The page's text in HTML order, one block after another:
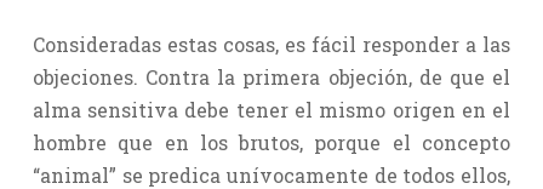
Consideradas estas cosas, es fácil responder a las
objeciones. Contra la primera objeción, de que el
alma sensitiva debe tener el mismo origen en el
hombre que en los brutos, porque el concepto
“animal” se predica unívocamente de todos ellos,